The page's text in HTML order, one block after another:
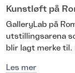
Kunstløft på
GalleryLab på
utstillingsarena
blir lagt merke til.
Les mer